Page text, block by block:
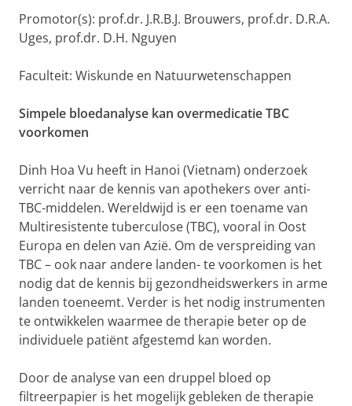
Promotor(s): prof.dr. J.R.B.J. Brouwers, prof.dr. D.R.A.
Uges, prof.dr. D.H. Nguyen
Faculteit: Wiskunde en Natuurwetenschappen
Simpele bloedanalyse kan overmedicatie TBC
voorkomen
Dinh Hoa Vu heeft in Hanoi (Vietnam) onderzoek
verricht naar de kennis van apothekers over anti-
TBC-middelen. Wereldwijd is er een toename van
Multiresistente tuberculose (TBC), vooral in Oost
Europa en delen van Azië. Om de verspreiding van
TBC – ook naar andere landen- te voorkomen is het
nodig dat de kennis bij gezondheidswerkers in arme
landen toeneemt. Verder is het nodig instrumenten
te ontwikkelen waarmee de therapie beter op de
individuele patiënt afgestemd kan worden.
Door de analyse van een druppel bloed op
filtreerpapier is het mogelijk gebleken de therapie